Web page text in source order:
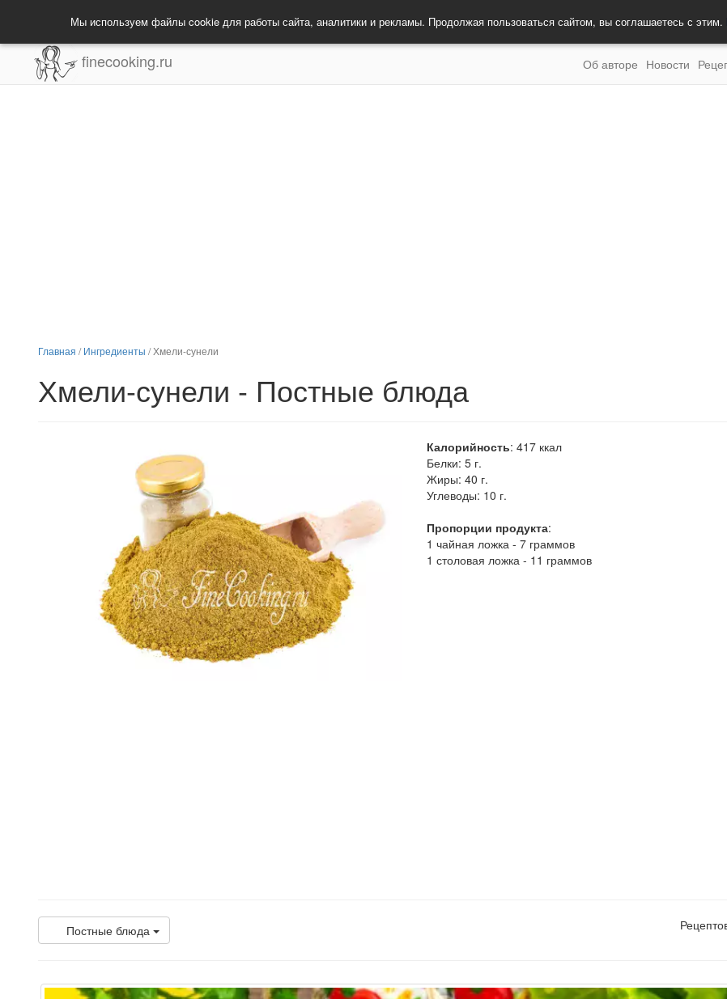
Мы используем файлы cookie для работы сайта, аналитики и рекламы. Продолжая пользоваться сайтом, вы соглашаетесь с этим.
finecooking.ru Об авторе Новости
Главная /Ингредиенты /Хмели-сунели
Хмели-сунели - Постные блюда
Калорийность: 417 ккал
Белки: 5 г.
Жиры: 40 г.
Углеводы: 10 г.
Пропорции продукта:
1 чайная ложка - 7 граммов
1 столовая ложка - 11 граммов
Постные блюда